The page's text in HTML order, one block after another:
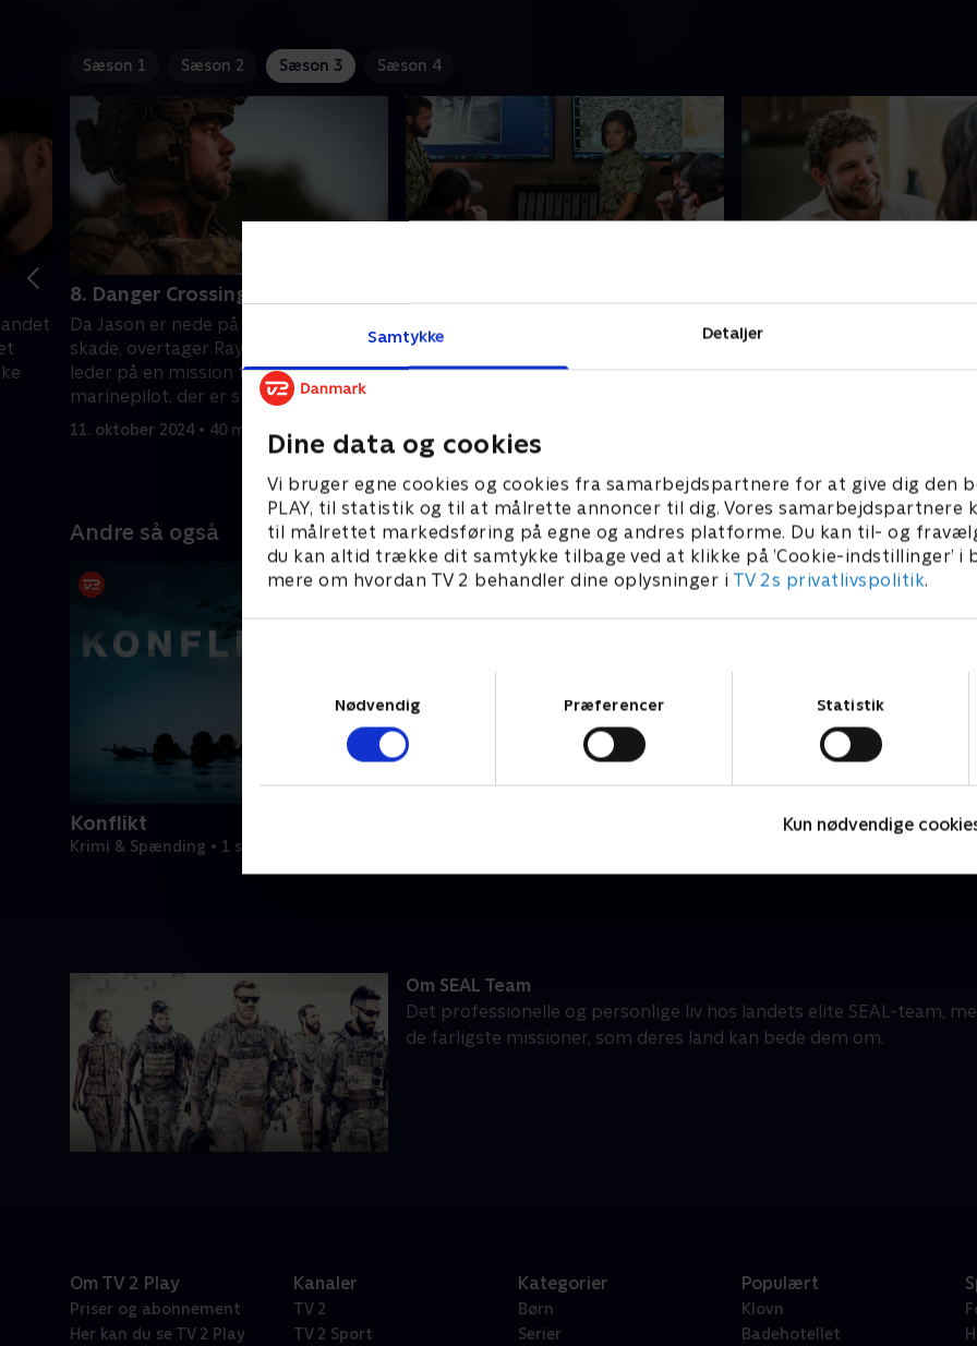
Samtykke Detaljer
Dine data og cookies
Vi bruger egne cookies og cookies fra samarbejdspartnere for at give dig den
PLAY, til statistik og til at målrette annoncer til dig. Vores samarbejdspartnere
til målrettet markedsføring på egne og andres platforme. Du kan til- og
du kan altid trække dit samtykke tilbage ved at klikke på ’Cookie-indstillinger’ i
mere om hvordan TV 2 behandler dine oplysninger i TV 2s privatlivspolitik.
Nødvendig
Præferencer Statistik
Kun nødvendige
Sæson 1 Sæson 2 Sæson 3 Sæson 4
8. Danger Crossing
Da Jason er nede på grund af en
skade, overtager Ray som Bravo 1-
leder på en mission for at redde en
marinepilot, der er skudt ned i
fjendens territorium.
11. oktober 2024 • 40 min
mission efter sin operation. Davis
står over for en disciplinærsag.
Midt i flere livsændrende
begivenheder derhjemme,
Andre så også
Konflikt
Krimi & Spænding • 1 sæsoner
Om SEAL Team
Det professionelle og personlige liv hos landets elite SEAL-team,
de farligste missioner, som deres land kan bede dem om.
Om TV 2 Play
Priser og abonnement
Her kan du se TV 2 Play
Kanaler
TV 2
TV 2 Sport
Kategorier
Børn
Serier
Populært
Klovn
Badehotellet